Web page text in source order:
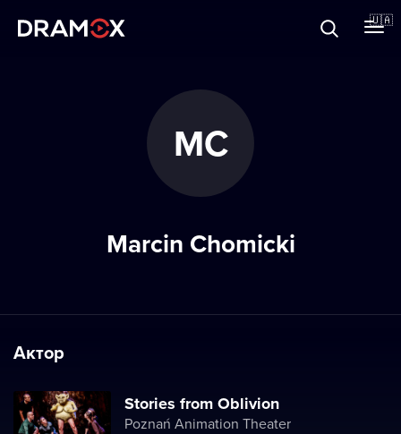
🇺🇦
Зареєструватися
MC
Marcin Chomicki
Актор
Stories from Oblivion
Poznań Animation Theater